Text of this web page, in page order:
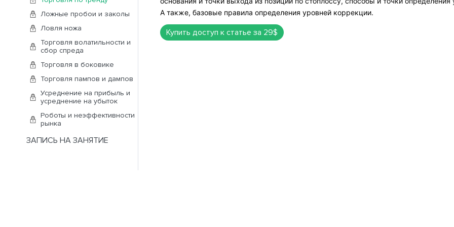
Ложные пробои и заколы
Ловля ножа
Торговля волатильности и
сбор спреда
Торговля в боковике
Торговля пампов и дампов
Усреднение на прибыль и
усреднение на убыток
Роботы и неэффективности
рынка
ЗАПИСЬ НА ЗАНЯТИЕ
А также, базовые правила определения уровней коррекции.
Купить доступ к статье за 29$